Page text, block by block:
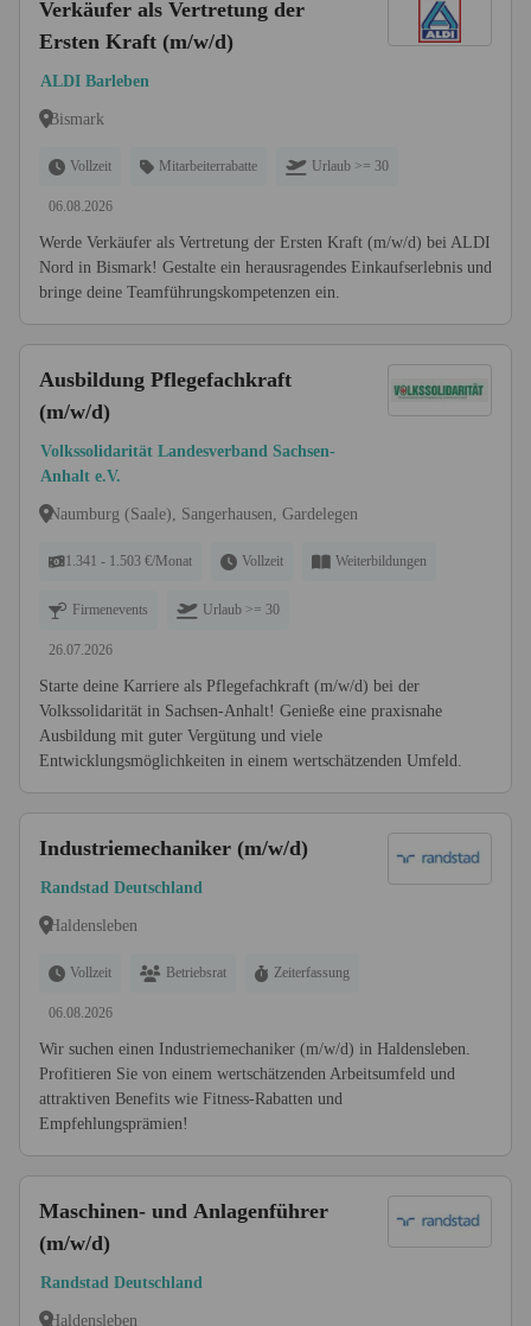
Verkäufer als Vertretung der
Ersten Kraft (m/w/d)
ALDI Barleben
Bismark
Vollzeit Mitarbeiterrabatte Urlaub >= 30
06.08.2026
Werde Verkäufer als Vertretung der Ersten Kraft (m/w/d) bei ALDI
Nord in Bismark! Gestalte ein herausragendes Einkaufserlebnis und
bringe deine Teamführungskompetenzen ein.
Ausbildung Pflegefachkraft
(m/w/d)
Volkssolidarität Landesverband Sachsen-
Anhalt e.V.
Naumburg (Saale), Sangerhausen, Gardelegen
1.341 - 1.503 €/Monat Vollzeit Weiterbildungen
Firmenevents Urlaub >= 30
26.07.2026
Starte deine Karriere als Pflegefachkraft (m/w/d) bei der
Volkssolidarität in Sachsen-Anhalt! Genieße eine praxisnahe
Ausbildung mit guter Vergütung und viele
Entwicklungsmöglichkeiten in einem wertschätzenden Umfeld.
Industriemechaniker (m/w/d)
Randstad Deutschland
Haldensleben
Vollzeit Betriebsrat Zeiterfassung
06.08.2026
Wir suchen einen Industriemechaniker (m/w/d) in Haldensleben.
Profitieren Sie von einem wertschätzenden Arbeitsumfeld und
attraktiven Benefits wie Fitness-Rabatten und
Empfehlungsprämien!
Maschinen- und Anlagenführer
(m/w/d)
Randstad Deutschland
Haldensleben